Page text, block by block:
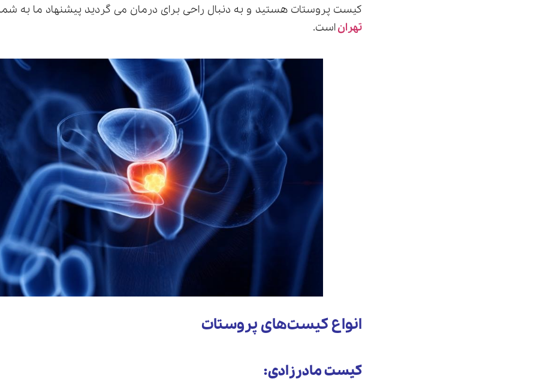
کیست پروستات هستید و به دنبال راحی برای درمان می گردید پیشنهاد ما به
تهراناست.
انواع کیست‌های پروستات
کیست مادرزادی: